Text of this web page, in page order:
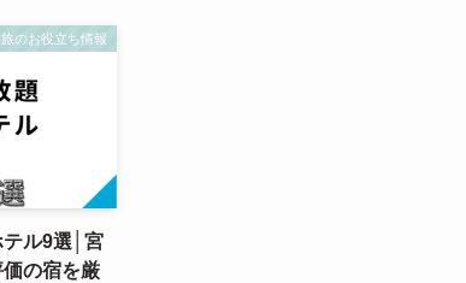
旅のお役立ち情報
ル9選│宮
の宿を厳